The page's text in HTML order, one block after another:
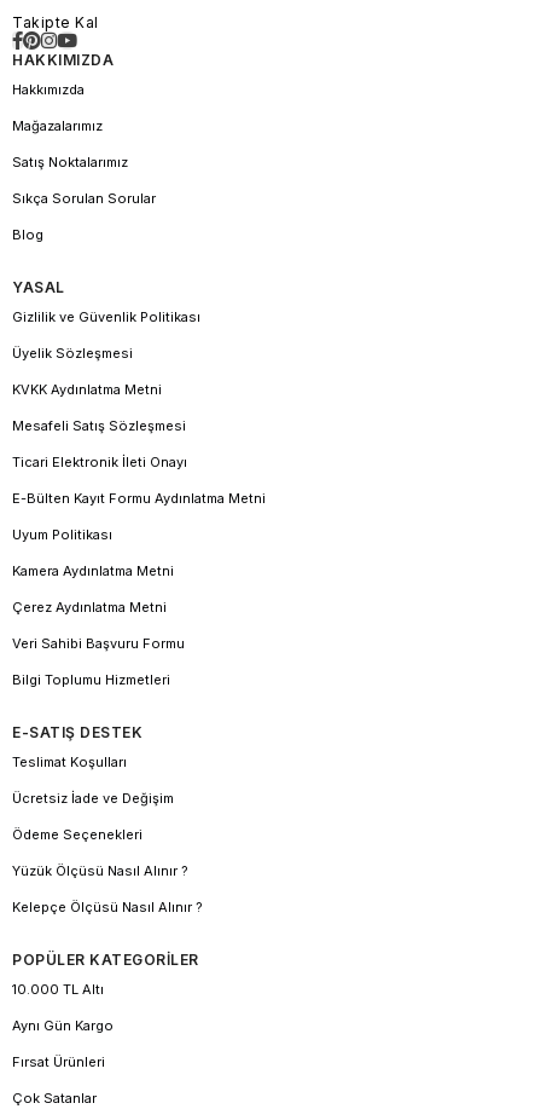
Takipte Kal
HAKKIMIZDA
Hakkımızda
Mağazalarımız
Satış Noktalarımız
Sıkça Sorulan Sorular
Blog
YASAL
Gizlilik ve Güvenlik Politikası
Üyelik Sözleşmesi
KVKK Aydınlatma Metni
Mesafeli Satış Sözleşmesi
Ticari Elektronik İleti Onayı
E-Bülten Kayıt Formu Aydınlatma Metni
Uyum Politikası
Kamera Aydınlatma Metni
Çerez Aydınlatma Metni
Veri Sahibi Başvuru Formu
Bilgi Toplumu Hizmetleri
E-SATIŞ DESTEK
Teslimat Koşulları
Ücretsiz İade ve Değişim
Ödeme Seçenekleri
Yüzük Ölçüsü Nasıl Alınır ?
Kelepçe Ölçüsü Nasıl Alınır ?
POPÜLER KATEGORİLER
10.000 TL Altı
Aynı Gün Kargo
Fırsat Ürünleri
Çok Satanlar